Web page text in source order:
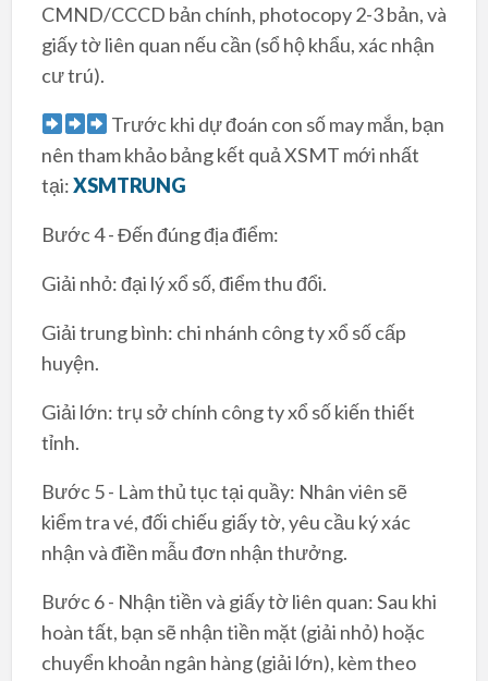
CMND/CCCD bản chính, photocopy 2-3 bản, và
giấy tờ liên quan nếu cần (sổ hộ khẩu, xác nhận
cư trú).
Trước khi dự đoán con số may mắn, bạn
nên tham khảo bảng kết quả XSMT mới nhất
tại:XSMTRUNG
Bước 4 - Đến đúng địa điểm:
Giải nhỏ: đại lý xổ số, điểm thu đổi.
Giải trung bình: chi nhánh công ty xổ số cấp
huyện.
Giải lớn: trụ sở chính công ty xổ số kiến thiết
tỉnh.
Bước 5 - Làm thủ tục tại quầy: Nhân viên sẽ
kiểm tra vé, đối chiếu giấy tờ, yêu cầu ký xác
nhận và điền mẫu đơn nhận thưởng.
Bước 6 - Nhận tiền và giấy tờ liên quan: Sau khi
hoàn tất, bạn sẽ nhận tiền mặt (giải nhỏ) hoặc
chuyển khoản ngân hàng (giải lớn), kèm theo